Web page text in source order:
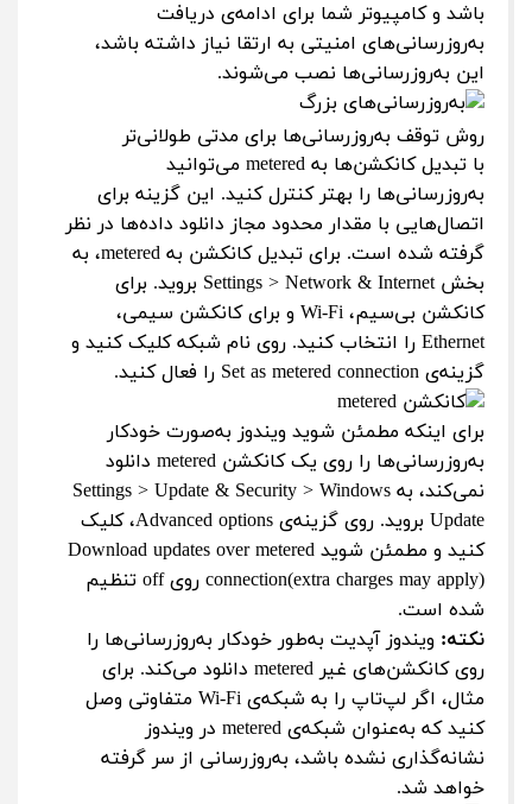
باشد و کامپیوتر شما برای ادامه‌ی دریافت
به‌روزرسانی‌های امنیتی به ارتقا نیاز داشته باشد،
این به‌روزرسانی‌ها نصب می‌شوند.
روش توقف به‌روزرسانی‌ها برای مدتی طولانی‌تر
با تبدیل کانکشن‌ها به metered می‌توانید
به‌روزرسانی‌ها را بهتر کنترل کنید. این گزینه برای
اتصال‌هایی با مقدار محدود مجاز دانلود داده‌ها در نظر
گرفته شده است. برای تبدیل کانکشن به metered، به
بخش Settings > Network & Internet بروید. برای
کانکشن بی‌سیم، Wi-Fi و برای کانکشن سیمی،
Ethernet را انتخاب کنید. روی نام شبکه کلیک کنید و
گزینه‌ی Set as metered connection را فعال کنید.
برای اینکه مطمئن شوید ویندوز به‌صورت خودکار
به‌روزرسانی‌ها را روی یک کانکشن metered دانلود
نمی‌کند، به Settings > Update & Security > Windows
Update بروید. روی گزینه‌ی Advanced options، کلیک
کنید و مطمئن شوید Download updates over metered
connection(extra charges may apply) روی off تنظیم
شده است.
نکته: ویندوز آپدیت به‌طور خودکار به‌روزرسانی‌ها را
روی کانکشن‌های غیر metered دانلود می‌کند. برای
مثال، اگر لپ‌تاپ را به شبکه‌ی Wi-Fi متفاوتی وصل
کنید که به‌عنوان شبکه‌ی metered در ویندوز
نشانه‌گذاری نشده باشد، به‌روزرسانی از سر گرفته
خواهد شد.